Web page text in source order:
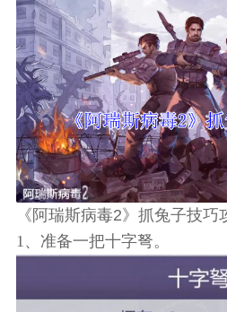
《阿瑞斯病毒2》抓兔子技巧
1、准备一把十字弩。